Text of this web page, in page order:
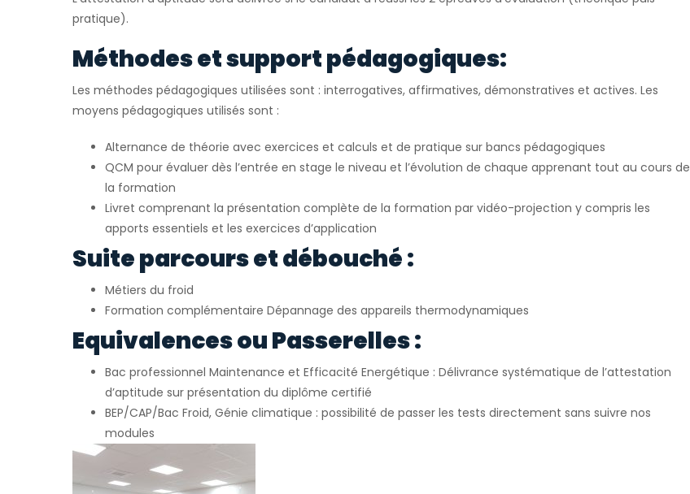
pratique).
Méthodes et support pédagogiques:
Les méthodes pédagogiques utilisées sont : interrogatives, affirmatives, démonstratives et actives. Les
moyens pédagogiques utilisés sont :
Alternance de théorie avec exercices et calculs et de pratique sur bancs pédagogiques
QCM pour évaluer dès l’entrée en stage le niveau et l’évolution de chaque apprenant tout au cours de
la formation
Livret comprenant la présentation complète de la formation par vidéo-projection y compris les
apports essentiels et les exercices d’application
Suite parcours et débouché :
Métiers du froid
Formation complémentaire Dépannage des appareils thermodynamiques
Equivalences ou Passerelles :
Bac professionnel Maintenance et Efficacité Energétique : Délivrance systématique de l’attestation
d’aptitude sur présentation du diplôme certifié
BEP/CAP/Bac Froid, Génie climatique : possibilité de passer les tests directement sans suivre nos
modules